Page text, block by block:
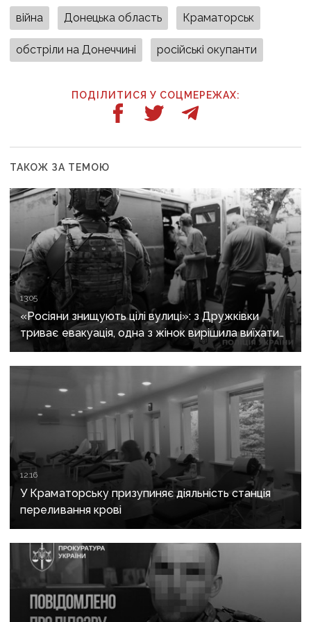
війна Донецька область Краматорськ
обстріли на Донеччині російські окупанти
ПОДІЛИТИСЯ У СОЦМЕРЕЖАХ:
ТАКОЖ ЗА ТЕМОЮ
13:05
«Росіяни знищують цілі вулиці»: з Дружківки
триває евакуація, одна з жінок вирішила виїхати
після загибелі чоловіка
12:16
У Краматорську призупиняє діяльність станція
переливання крові